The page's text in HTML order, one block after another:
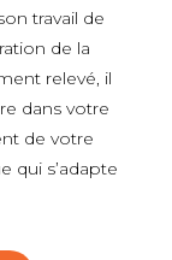
travail de
de la
relevé, il
dans votre
de votre
qui s’adapte